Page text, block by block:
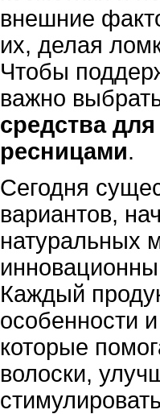
внешние
их, делая
Чтобы
важно
средства для
ресницами.
Сегодня
вариантов,
натуральных
Каждый
особенности
которые
волоски,